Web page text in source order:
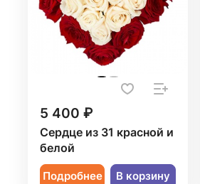
5 400 ₽
Сердце из 31 красной и
белой
Подробнее В корзину